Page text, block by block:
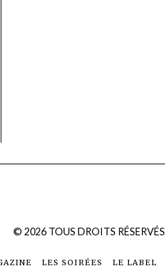
© 2026TOUS DROITS RÉSERVÉS
LES SOIRÉES LE LABEL